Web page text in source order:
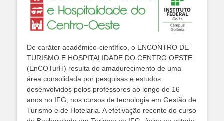
De caráter acadêmico-científico, o ENCONTRO DE
TURISMO E HOSPITALIDADE DO CENTRO OESTE
(EnCOTurH) resulta do amadurecimento de uma
área consolidada por pesquisas e estudos
desenvolvidos pelos professores ao longo de 16
anos no IFG, nos cursos de tecnologia em Gestão de
Turismo e de Hotelaria. A efetivação recente do curso